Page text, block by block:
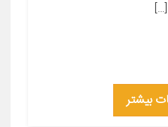
بیشتر